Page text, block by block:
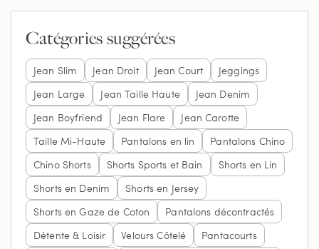
Catégories suggérées
Jean Slim Jean Droit Jean Court
Jeggings
Jean Large
Jean Taille Haute
Jean Denim
Jean Boyfriend
Jean Flare
Jean Carotte
Taille Mi-Haute
Pantalons en lin
Pantalons Chino
Chino Shorts
Shorts Sports et Bain
Shorts en Lin
Shorts en Denim
Shorts en Jersey
Shorts en Gaze de Coton
Pantalons décontractés
Détente & Loisir
Velours Côtelé
Pantacourts